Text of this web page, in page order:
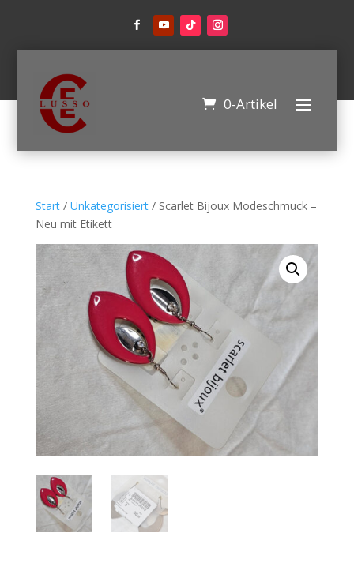
0-Artikel
Start/ Unkategorisiert/ Scarlet Bijoux Modeschmuck –
Neu mit Etikett